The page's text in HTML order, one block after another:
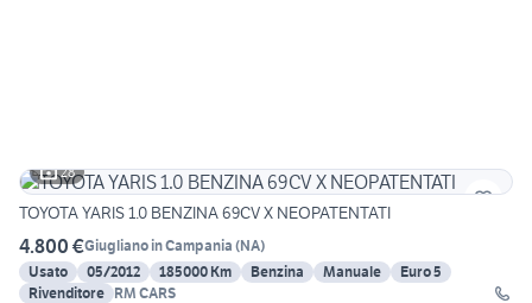
28
TOYOTA YARIS 1.0 BENZINA 69CV X NEOPATENTATI
4.800 €Giugliano in Campania (NA)
Usato
05/2012 185000 Km Benzina Manuale
Euro 5
Rivenditore RM CARS